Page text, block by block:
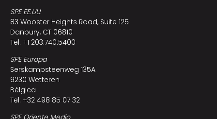
SPE EE.UU.
83 Wooster Heights Road, Suite 125
Danbury, CT 06810
Tel: +1 203.740.5400
SPE Europa
Serskampsteenweg 135A
9230 Wetteren
Bélgica
Tel: +32 498 85 07 32
SPE Oriente Medio